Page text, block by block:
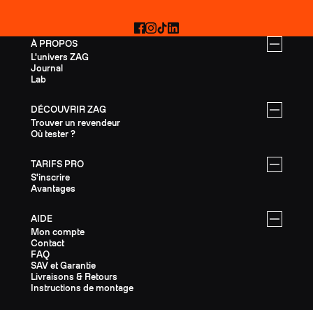
À PROPOS
L'univers ZAG
Journal
Lab
DÉCOUVRIR ZAG
Trouver un revendeur
Où tester ?
TARIFS PRO
S'inscrire
Avantages
AIDE
Mon compte
Contact
FAQ
SAV et Garantie
Livraisons & Retours
Instructions de montage
Facebook
Instagram
TikTokLinkedIn